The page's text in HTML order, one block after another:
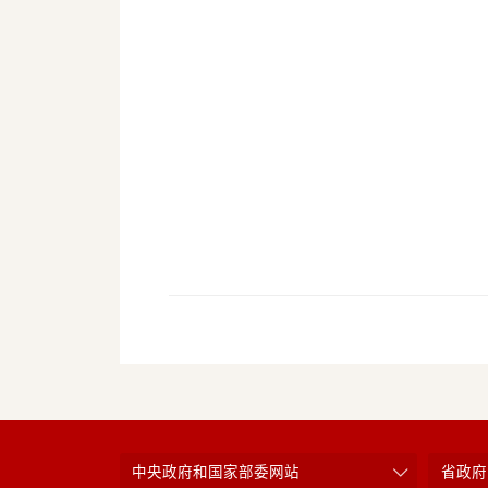
中央政府和国家部委网站 省政